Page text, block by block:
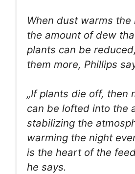
When dust warms the
the amount of dew
plants can be
them more, Phillips
„If plants die off, then
can be lofted into the
stabilizing the
warming the night
is the heart of the
he says.